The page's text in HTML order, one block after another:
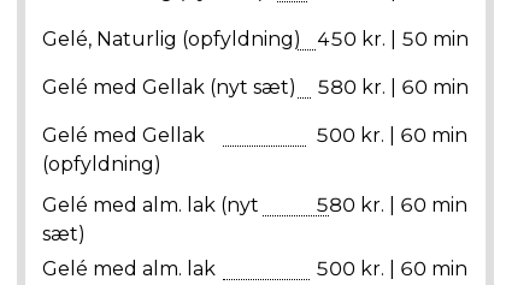
Gelé, Naturlig (opfyldning) 450 kr. | 50 min
Gelé med Gellak (nyt sæt) 580 kr. | 60 min
Gelé med Gellak
(opfyldning)
500 kr. | 60 min
Gelé med alm. lak (nyt
sæt)
580 kr. | 60 min
Gelé med alm. lak
500 kr. | 60 min